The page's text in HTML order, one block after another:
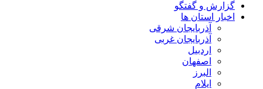
گزارش و گفتگو
اخبار استان ها
آذربایجان شرقی
آذربایجان غربی
اردبیل
اصفهان
البرز
ایلام